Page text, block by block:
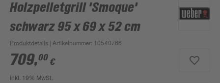
Holzpelletgrill 'Smoque'
schwarz 95 x 69 x 52 cm
Produktdetails | Artikelnummer: 10540766
709,00 €
inkl. 19% MwSt.